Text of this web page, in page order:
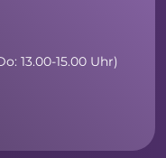
13.00-15.00 Uhr)